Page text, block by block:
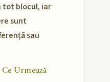
tot blocul, iar
sunt
sau
Urmează